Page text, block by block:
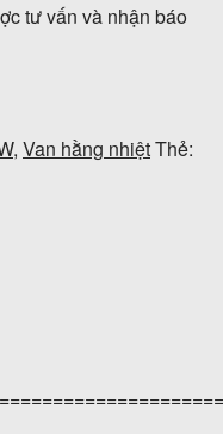
tư vấn và nhận báo
, Van hằng nhiệtThẻ: